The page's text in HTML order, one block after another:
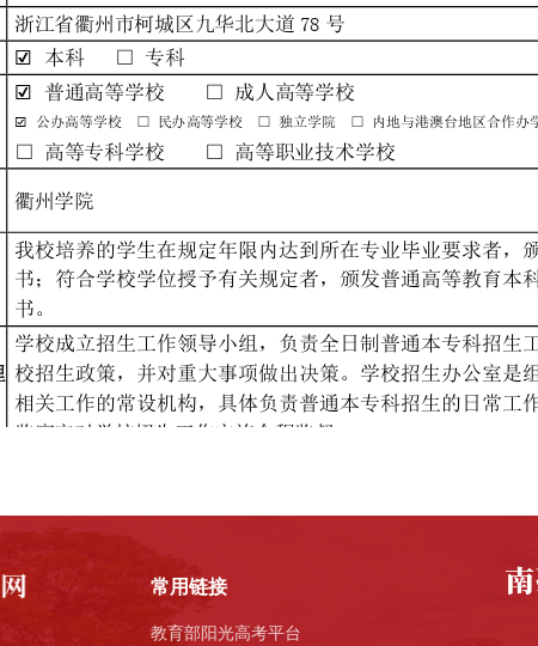
常用链接
教育部阳光高考平台